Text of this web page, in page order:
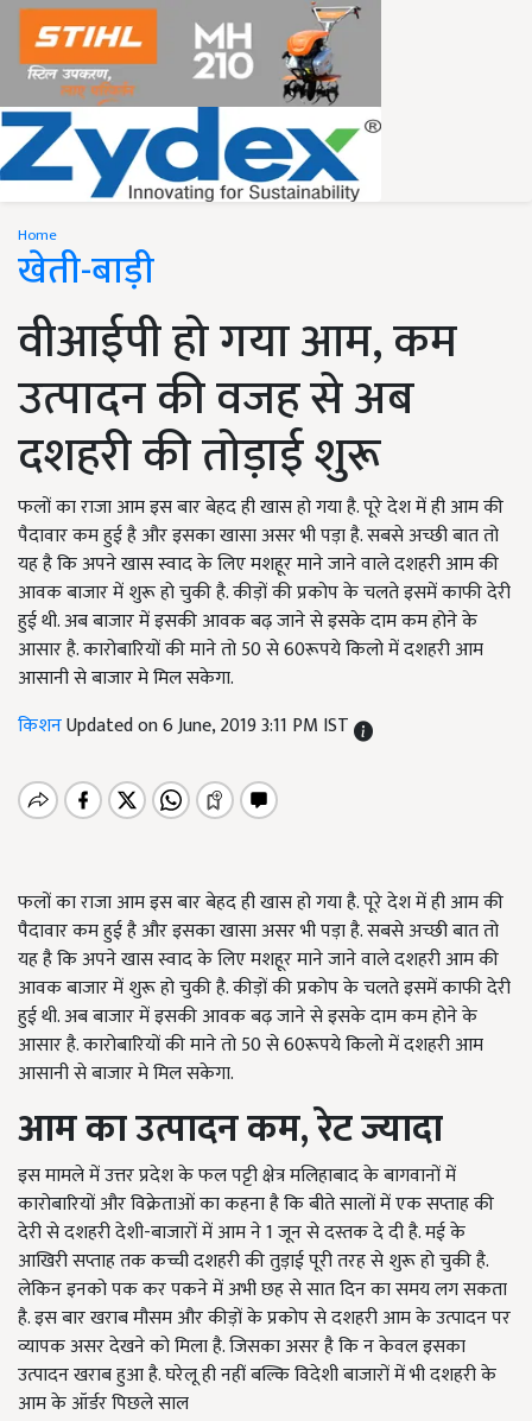
Home
खेती-बाड़ी
वीआईपी हो गया आम, कम
उत्पादन की वजह से अब
दशहरी की तोड़ाई शुरू
फलों का राजा आम इस बार बेहद ही खास हो गया है. पूरे देश में ही आम की
पैदावार कम हुई है और इसका खासा असर भी पड़ा है. सबसे अच्छी बात तो
यह है कि अपने खास स्वाद के लिए मशहूर माने जाने वाले दशहरी आम की
आवक बाजार में शुरू हो चुकी है. कीड़ों की प्रकोप के चलते इसमें काफी देरी
हुई थी. अब बाजार में इसकी आवक बढ़ जाने से इसके दाम कम होने के
आसार है. कारोबारियों की माने तो 50 से 60रूपये किलो में दशहरी आम
आसानी से बाजार मे मिल सकेगा.
किशनUpdated on 6 June, 2019 3:11 PM IST
फलों का राजा आम इस बार बेहद ही खास हो गया है. पूरे देश में ही आम की
पैदावार कम हुई है और इसका खासा असर भी पड़ा है. सबसे अच्छी बात तो
यह है कि अपने खास स्वाद के लिए मशहूर माने जाने वाले दशहरी आम की
आवक बाजार में शुरू हो चुकी है. कीड़ों की प्रकोप के चलते इसमें काफी देरी
हुई थी. अब बाजार में इसकी आवक बढ़ जाने से इसके दाम कम होने के
आसार है. कारोबारियों की माने तो 50 से 60रूपये किलो में दशहरी आम
आसानी से बाजार मे मिल सकेगा.
आम का उत्पादन कम,रेट ज्यादा
इस मामले में उत्तर प्रदेश के फल पट्टी क्षेत्र मलिहाबाद के बागवानों में
कारोबारियों और विक्रेताओं का कहना है कि बीते सालों में एक सप्ताह की
देरी से दशहरी देशी-बाजारों में आम ने 1 जून से दस्तक दे दी है. मई के
आखिरी सप्ताह तक कच्ची दशहरी की तुड़ाई पूरी तरह से शुरू हो चुकी है.
लेकिन इनको पक कर पकने में अभी छह से सात दिन का समय लग सकता
है. इस बार खराब मौसम और कीड़ों के प्रकोप से दशहरी आम के उत्पादन पर
व्यापक असर देखने को मिला है. जिसका असर है कि न केवल इसका
उत्पादन खराब हुआ है. घरेलू ही नहीं बल्कि विदेशी बाजारों में भी दशहरी के
आम के ऑर्डर पिछले साल